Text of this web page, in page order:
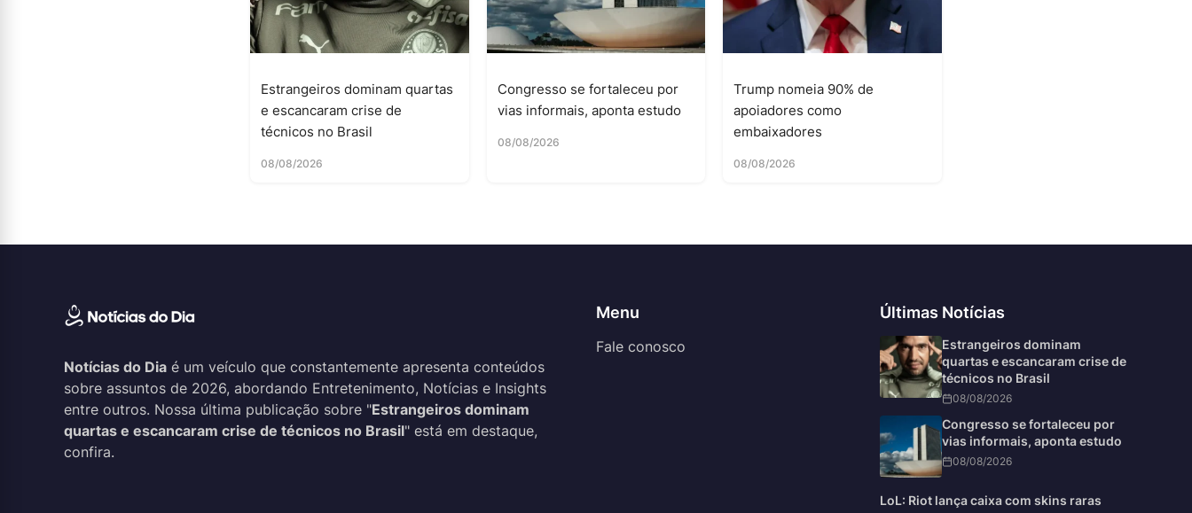
Estrangeiros dominam quartas
e escancaram crise de
técnicos no Brasil
08/08/2026
Congresso se fortaleceu por
vias informais, aponta estudo
08/08/2026
Trump nomeia 90% de
apoiadores como
embaixadores
08/08/2026
Notícias do Dia é um veículo que constantemente apresenta conteúdos
sobre assuntos de 2026, abordando Entretenimento, Notícias e Insights
entre outros. Nossa última publicação sobre "Estrangeiros dominam
quartas e escancaram crise de técnicos no Brasil" está em destaque,
confira.
Menu
Fale conosco
Últimas Notícias
Estrangeiros dominam
quartas e escancaram crise de
técnicos no Brasil
08/08/2026
Congresso se fortaleceu por
vias informais, aponta estudo
08/08/2026
LoL: Riot lança caixa com skins raras